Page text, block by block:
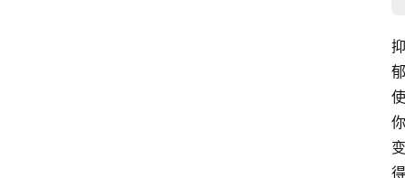
抑
郁
使
你
变
得